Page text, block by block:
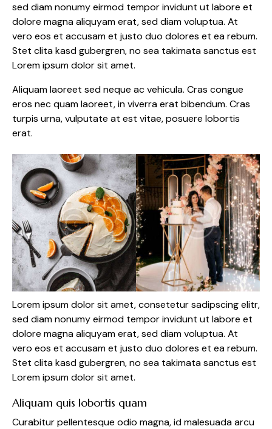
sed diam nonumy eirmod tempor invidunt ut labore et
dolore magna aliquyam erat, sed diam voluptua. At
vero eos et accusam et justo duo dolores et ea rebum.
Stet clita kasd gubergren, no sea takimata sanctus est
Lorem ipsum dolor sit amet.
Aliquam laoreet sed neque ac vehicula. Cras congue
eros nec quam laoreet, in viverra erat bibendum. Cras
turpis urna, vulputate at est vitae, posuere lobortis
erat.
Lorem ipsum dolor sit amet, consetetur sadipscing elitr,
sed diam nonumy eirmod tempor invidunt ut labore et
dolore magna aliquyam erat, sed diam voluptua. At
vero eos et accusam et justo duo dolores et ea rebum.
Stet clita kasd gubergren, no sea takimata sanctus est
Lorem ipsum dolor sit amet.
Aliquam quis lobortis quam
Curabitur pellentesque odio magna, id malesuada arcu